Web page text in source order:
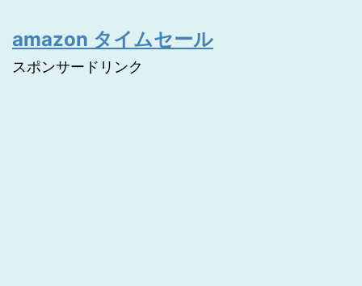
amazon タイムセール
スポンサードリンク